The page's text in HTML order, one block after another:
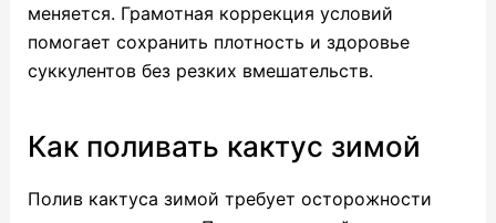
меняется. Грамотная коррекция условий
помогает сохранить плотность и здоровье
суккулентов без резких вмешательств.
Как поливать кактус зимой
Полив кактуса зимой требует осторожности